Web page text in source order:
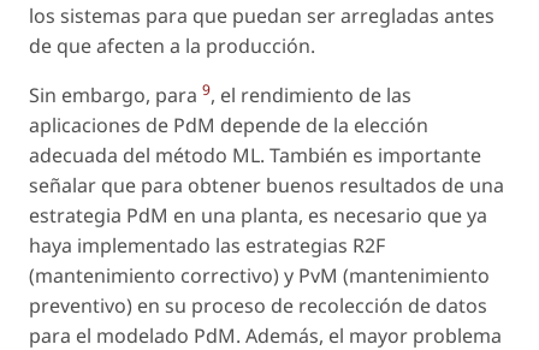
los sistemas para que puedan ser arregladas antes
de que afecten a la producción.
Sin embargo, para 9, el rendimiento de las
aplicaciones de PdM depende de la elección
adecuada del método ML. También es importante
señalar que para obtener buenos resultados de una
estrategia PdM en una planta, es necesario que ya
haya implementado las estrategias R2F
(mantenimiento correctivo) y PvM (mantenimiento
preventivo) en su proceso de recolección de datos
para el modelado PdM. Además, el mayor problema